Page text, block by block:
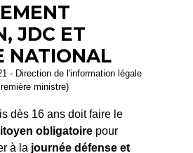
JDC ET
NATIONAL
- Direction de l'information légale
ministre)
dès 16 ans doit faire le
obligatoire pour
à la journée défense et